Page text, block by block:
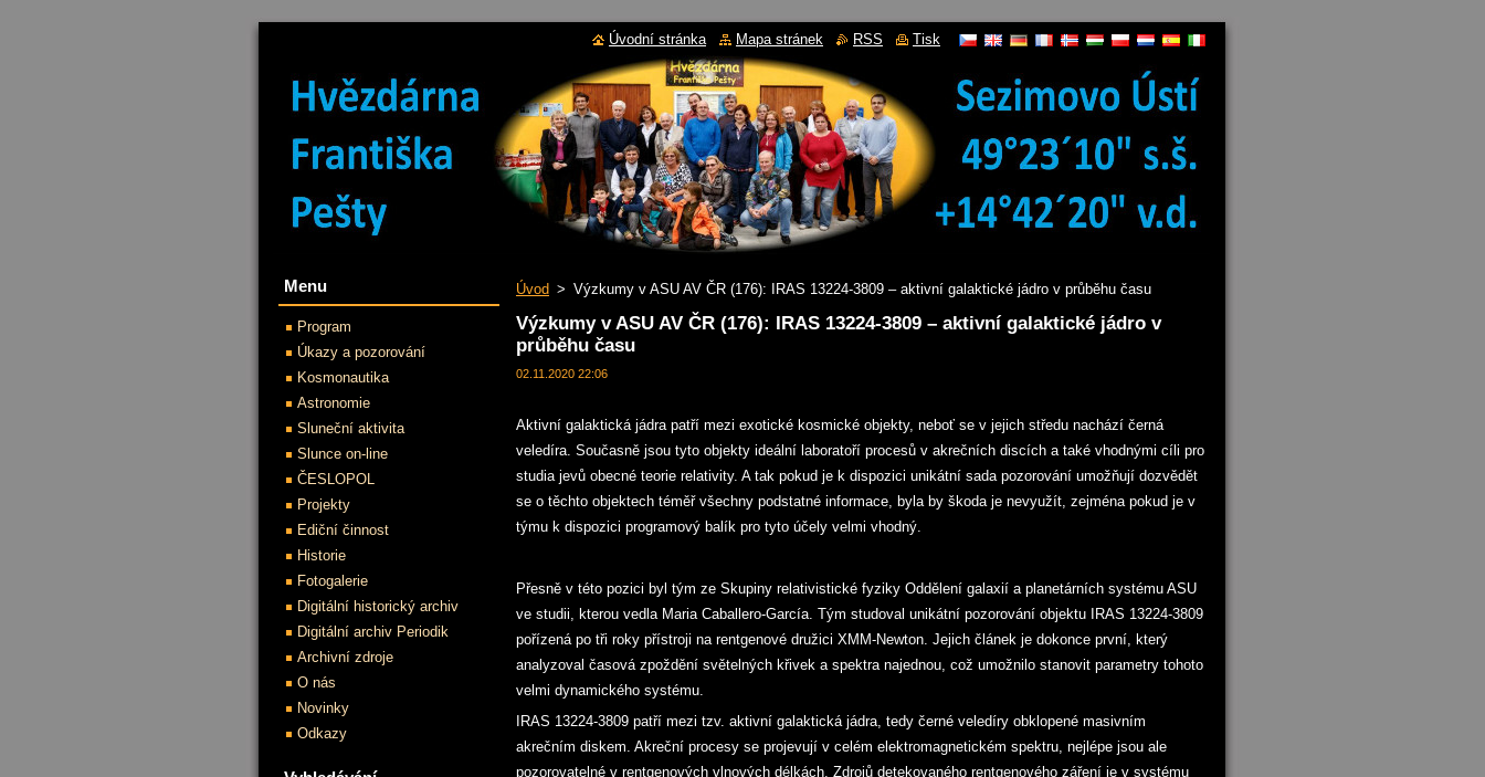
Úvod > Výzkumy v ASU AV ČR (176): IRAS 13224-3809 – aktivní galaktické jádro v průběhu času
Výzkumy v ASU AV ČR (176): IRAS 13224-3809 – aktivní galaktické jádro v
průběhu času
02.11.2020 22:06
Aktivní galaktická jádra patří mezi exotické kosmické objekty, neboť se v jejich středu nachází černá
veledíra. Současně jsou tyto objekty ideální laboratoří procesů v akrečních discích a také vhodnými cíli pro
studia jevů obecné teorie relativity. A tak pokud je k dispozici unikátní sada pozorování umožňují dozvědět
se o těchto objektech téměř všechny podstatné informace, byla by škoda je nevyužít, zejména pokud je v
týmu k dispozici programový balík pro tyto účely velmi vhodný.
Přesně v této pozici byl tým ze Skupiny relativistické fyziky Oddělení galaxií a planetárních systému ASU
ve studii, kterou vedla Maria Caballero-García. Tým studoval unikátní pozorování objektu IRAS 13224-3809
pořízená po tři roky přístroji na rentgenové družici XMM-Newton. Jejich článek je dokonce první, který
analyzoval časová zpoždění světelných křivek a spektra najednou, což umožnilo stanovit parametry tohoto
velmi dynamického systému.
IRAS 13224-3809 patří mezi tzv. aktivní galaktická jádra, tedy černé veledíry obklopené masivním
akrečním diskem. Akreční procesy se projevují v celém elektromagnetickém spektru, nejlépe jsou ale
pozorovatelné v rentgenových vlnových délkách. Zdrojů detekovaného rentgenového záření je v systému
Menu
Program
Úkazy a pozorování
Kosmonautika
Astronomie
Sluneční aktivita
Slunce on-line
ČESLOPOL
Projekty
Ediční činnost
Historie
Fotogalerie
Digitální historický archiv
Digitální archiv Periodik
Archivní zdroje
O nás
Novinky
Odkazy
Úvodní stránka Mapa stránek RSS Tisk